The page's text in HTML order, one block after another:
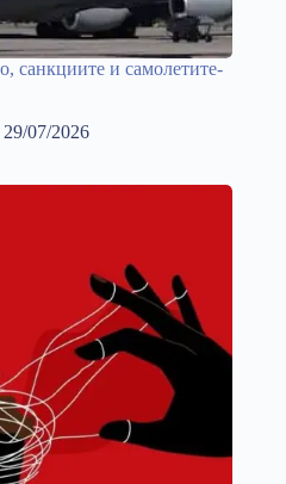
санкциите и самолетите-
29/07/2026